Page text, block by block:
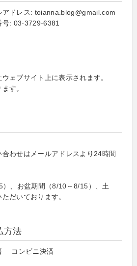
アドレス: toianna.blog@gmail.com
号: 03-3729-6381
ェブサイト上に表示されます。
す。
わせはメールアドレスより24時間
、お盆期間（8/10～8/15）、土
だいております。
方法
コンビニ決済